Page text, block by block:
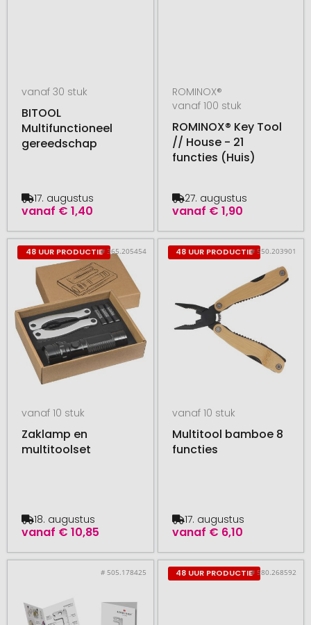
vanaf 30 stuk
BITOOL
Multifunctioneel
gereedschap
vanaf € 1,40
17. augustus
ROMINOX®
vanaf 100 stuk
ROMINOX® Key Tool
// House - 21
functies (Huis)
vanaf € 1,90
27. augustus
48 UUR PRODUCTIE# 365.205454
vanaf 10 stuk
Zaklamp en
multitoolset
vanaf € 10,85
18. augustus
48 UUR PRODUCTIE# 550.203901
vanaf 10 stuk
Multitool bamboe 8
functies
vanaf € 6,10
17. augustus
# 505.178425 48 UUR PRODUCTIE# 580.268592